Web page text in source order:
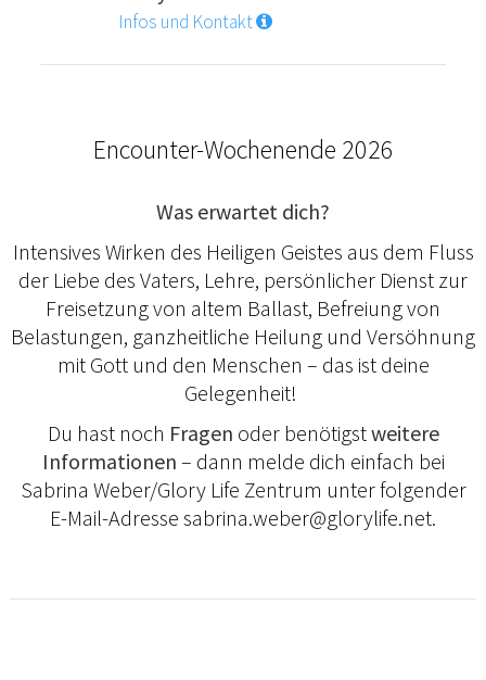
Infos und Kontakt
Encounter-Wochenende 2026
Was erwartet dich?
Intensives Wirken des Heiligen Geistes aus dem Fluss
der Liebe des Vaters, Lehre, persönlicher Dienst zur
Freisetzung von altem Ballast, Befreiung von
Belastungen, ganzheitliche Heilung und Versöhnung
mit Gott und den Menschen – das ist deine
Gelegenheit!
Du hast noch Fragen oder benötigstweitere
Informationen – dann melde dich einfach bei
Sabrina Weber/Glory Life Zentrum unter folgender
E-Mail-Adresse sabrina.weber@glorylife.net.